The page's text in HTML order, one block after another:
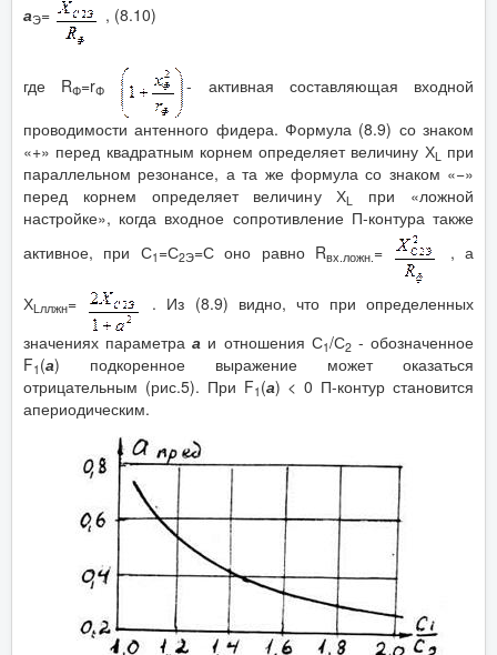
аЭ= , (8.10)
где RФ=rФ
- активная составляющая входной
проводимости антенного фидера. Формула (8.9) со знаком
«+» перед квадратным корнем определяет величину ХL
при
параллельном резонансе, а та же формула со знаком «−»
перед корнем определяет величину ХL
при «ложной
настройке», когда входное сопротивление П-контура также
активное, при С1 =С2Э=С оно равно Rвх.ложн. = , а
ХL ллжн=
. Из (8.9) видно, что при определенных
значениях параметраа и отношения С1/С2- обозначенное
F1 (а) подкоренное выражение может оказаться
отрицательным (рис.5). При F1 (а) < 0 П-контур становится
апериодическим.